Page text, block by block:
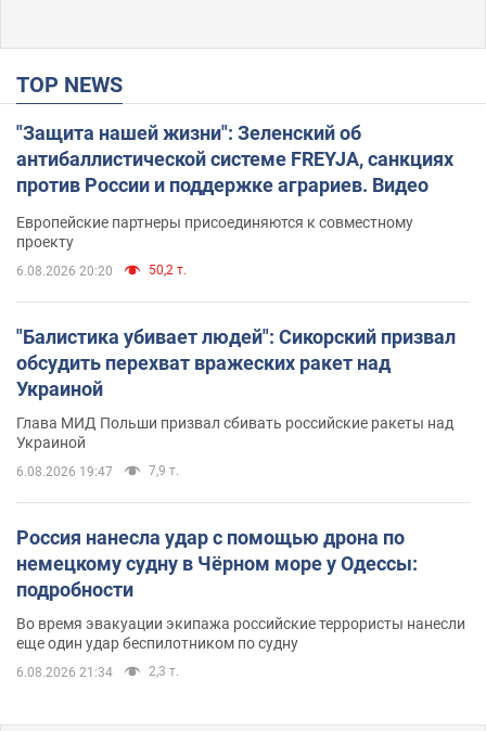
TOP NEWS
"Защита нашей жизни": Зеленский об
антибаллистической системе FREYJA, санкциях
против России и поддержке аграриев. Видео
Европейские партнеры присоединяются к совместному
проекту
6.08.2026 20:20 50,2 т.
"Балистика убивает людей": Сикорский призвал
обсудить перехват вражеских ракет над
Украиной
Глава МИД Польши призвал сбивать российские ракеты над
Украиной
6.08.2026 19:47 7,9 т.
Россия нанесла удар с помощью дрона по
немецкому судну в Чёрном море у Одессы:
подробности
Во время эвакуации экипажа российские террористы нанесли
еще один удар беспилотником по судну
6.08.2026 21:34 2,3 т.